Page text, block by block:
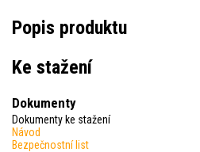
Popis produktu
Ke stažení
Dokumenty
Dokumenty ke stažení
Návod
Bezpečnostní list